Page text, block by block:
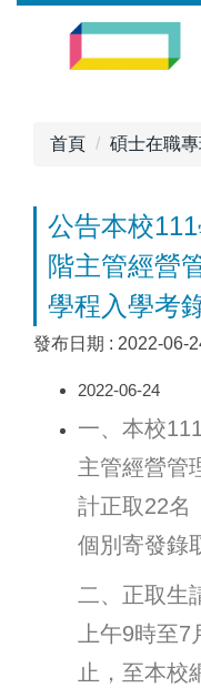
首頁 碩士在職
公告本校
階主管經營
學程入學考
發布日期 : 2022-06-
2022-06-24
一、本校
主管經營管
計正取22名
個別寄發錄
二、正取生
上午9時至
止，至本校